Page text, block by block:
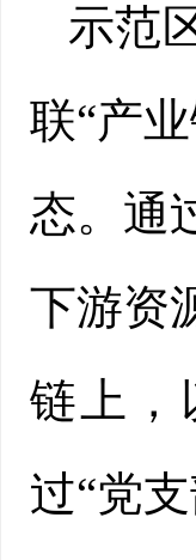
示范
联“产
态。通
下游资
链上，
过“党